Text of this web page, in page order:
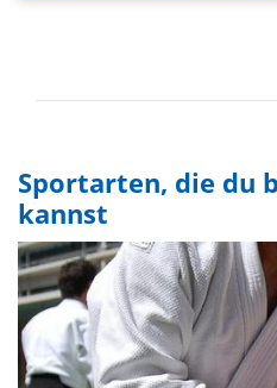
Sportarten, die du
kannst